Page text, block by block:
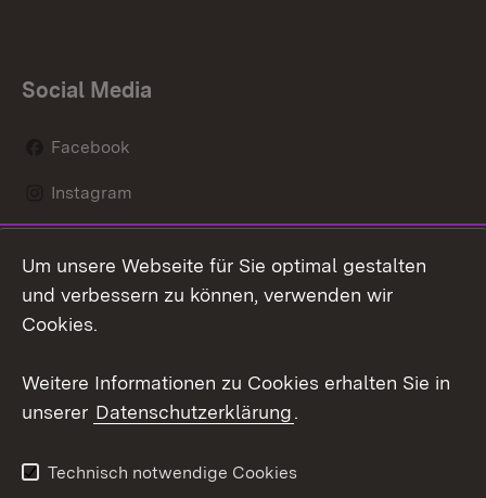
Social Media
Facebook
Instagram
Mastodon
Youtube
Kontakt
Datenschutz
Barrierefreiheit
Um unsere Webseite für Sie optimal gestalten
und verbessern zu können, verwenden wir
Cookies.
Weitere Informationen zu Cookies erhalten Sie in
unserer Datenschutzerklärung.
Technisch notwendige Cookies